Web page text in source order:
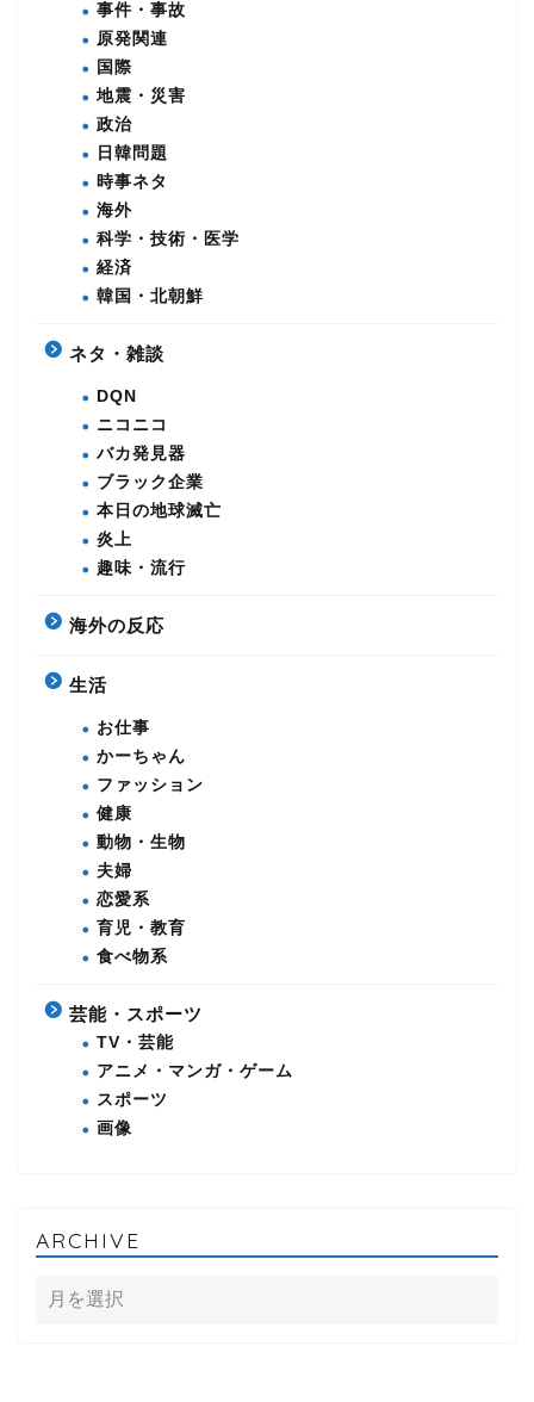
事件・事故
原発関連
国際
地震・災害
政治
日韓問題
時事ネタ
海外
科学・技術・医学
経済
韓国・北朝鮮
ネタ・雑談
DQN
ニコニコ
バカ発見器
ブラック企業
本日の地球滅亡
炎上
趣味・流行
海外の反応
生活
お仕事
かーちゃん
ファッション
健康
動物・生物
夫婦
恋愛系
育児・教育
食べ物系
芸能・スポーツ
TV・芸能
アニメ・マンガ・ゲーム
スポーツ
画像
ARCHIVE